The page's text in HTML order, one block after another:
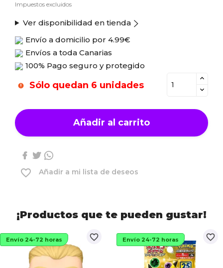
Impuestos excluidos
Ver disponibilidad en tienda
Envío a domicilio por 4.99€
Envíos a toda Canarias
100% Pago seguro y protegido
Sólo quedan 6 unidades
Añadir al carrito
favorite_border Añadir a mi lista de deseos
¡Productos que te pueden gustar!
favorite_border
Envío 24-72 horas favorite_border
Envío 24-72 horas